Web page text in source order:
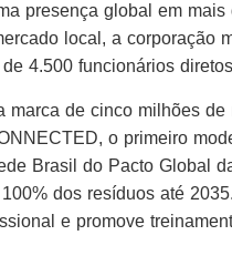
presença global em
local, a corporação
4.500 funcionários
marca de cinco milhões
o primeiro
Brasil do Pacto Global
dos resíduos até
e promove